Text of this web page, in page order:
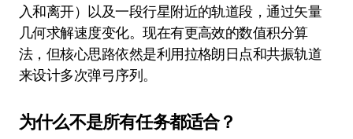
入和离开）以及一段行星附近的轨道段，通过矢量
几何求解速度变化。现在有更高效的数值积分算
法，但核心思路依然是利用拉格朗日点和共振轨道
来设计多次弹弓序列。
为什么不是所有任务都适合？